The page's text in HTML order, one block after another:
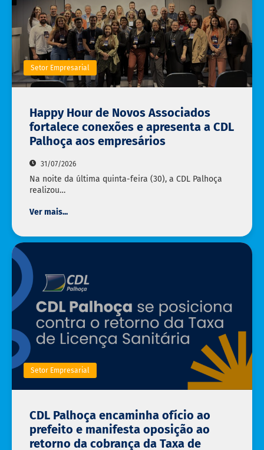
Setor Empresarial
Happy Hour de Novos Associados
fortalece conexões e apresenta a CDL
Palhoça aos empresários
31/07/2026
Na noite da última quinta-feira (30), a CDL Palhoça
realizou…
Ver mais...
Setor Empresarial
CDL Palhoça encaminha ofício ao
prefeito e manifesta oposição ao
retorno da cobrança da Taxa de